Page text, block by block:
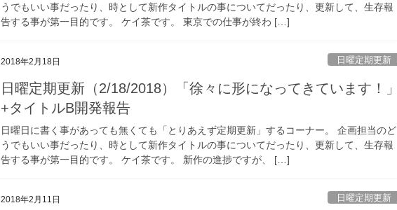
うでもいい事だったり、時として新作タイトルの事についてだったり、更新して、生存報
告する事が第一目的です。 ケイ茶です。 東京での仕事が終わ […]
2018年2月18日 日曜定期更新
日曜定期更新（2/18/2018）「徐々に形になってきています！」
+タイトルB開発報告
日曜日に書く事があっても無くても「とりあえず定期更新」するコーナー。 企画担当のど
うでもいい事だったり、時として新作タイトルの事についてだったり、更新して、生存報
告する事が第一目的です。 ケイ茶です。 新作の進捗ですが、 […]
2018年2月11日 日曜定期更新